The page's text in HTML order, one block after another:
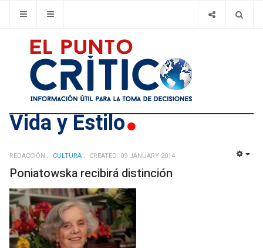
Vida y Estilo
REDACCIÓN CULTURA CREATED: 09 JANUARY 2014
Poniatowska recibirá distinción